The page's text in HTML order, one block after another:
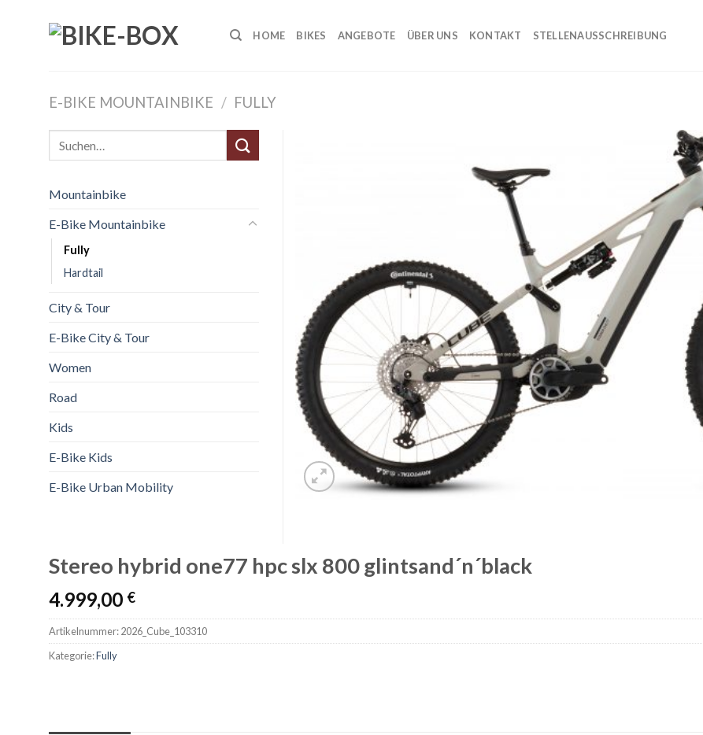
HOME BIKES ANGEBOTE ÜBER UNS KONTAKT STELLENAUSSCHREIBUNG
E-BIKE MOUNTAINBIKE / FULLY
Stereo hybrid one77 hpc slx 800 glintsand´n´black
4.999,00 €
Artikelnummer:2026_Cube_103310
Kategorie:Fully
Mountainbike
E-Bike Mountainbike
Fully
Hardtail
City & Tour
E-Bike City & Tour
Women
Road
Kids
E-Bike Kids
E-Bike Urban Mobility